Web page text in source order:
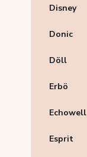
Disney
Donic
Döll
Erbö
Echowell
Esprit